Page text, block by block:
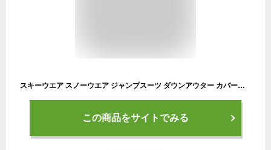
スキーウエア スノーウエア ジャンプスーツ ダウンアウター カバーオール つなぎ オールインワン サロペット 男の子 女の子 ユニセックス ベビー キッズ 無地 防水 防風 カジュアル ダウン レッド/ピンク/パープル/ブラック 90/100/110/120
この商品をサイトでみる